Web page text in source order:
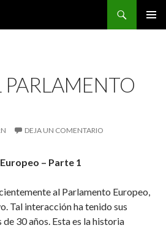
PARLAMENTO
DEJA UN COMENTARIO
– Parte 1
al Parlamento Europeo,
Tal interacción ha tenido sus
30 años. Esta es la historia